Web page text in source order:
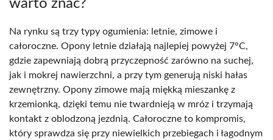
warto znać?
Na rynku są trzy typy ogumienia: letnie, zimowe i
całoroczne. Opony letnie działają najlepiej powyżej 7°C,
gdzie zapewniają dobrą przyczepność zarówno na suchej,
jak i mokrej nawierzchni, a przy tym generują niski hałas
zewnętrzny. Opony zimowe mają miękką mieszankę z
krzemionką, dzięki temu nie twardnieją w mróz i trzymają
kontakt z oblodzoną jezdnią. Całoroczne to kompromis,
który sprawdza się przy niewielkich przebiegach i łagodnym